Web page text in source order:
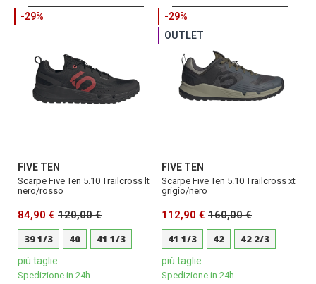
-29%
FIVE TEN
Scarpe Five Ten 5.10 Trailcross lt
nero/rosso
84,90 € 120,00 €
39 1/3
40 41 1/3
più taglie
Spedizione in 24h
-29%
OUTLET
FIVE TEN
Scarpe Five Ten 5.10 Trailcross xt
grigio/nero
112,90 € 160,00 €
41 1/3
42 42 2/3
più taglie
Spedizione in 24h